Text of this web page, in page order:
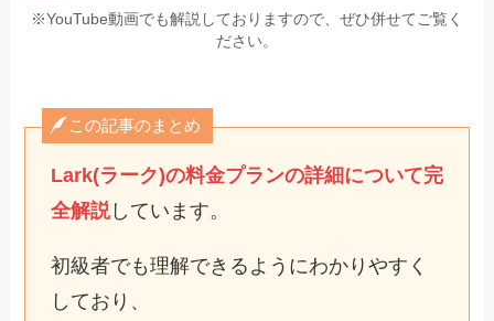
※YouTube動画でも解説しておりますので、ぜひ併せてご覧く
ださい。
この記事のまとめ
Lark(ラーク)の料金プランの詳細について完
全解説しています。
初級者でも理解できるようにわかりやすく
しており、